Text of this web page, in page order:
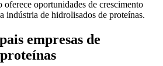
oportunidades de crescimento
indústria de hidrolisados ​​de proteínas.
empresas de